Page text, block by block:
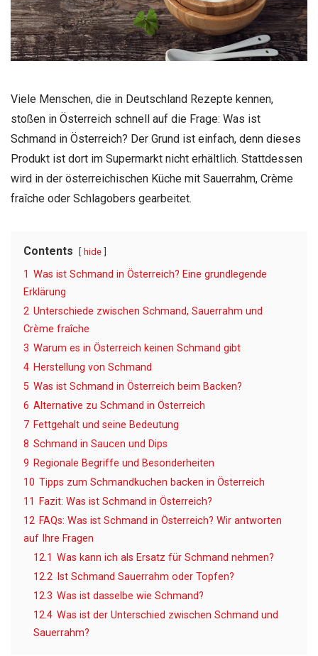
Viele Menschen, die in Deutschland Rezepte kennen,
stoßen in Österreich schnell auf die Frage: Was ist
Schmand in Österreich? Der Grund ist einfach, denn dieses
Produkt ist dort im Supermarkt nicht erhältlich. Stattdessen
wird in der österreichischen Küche mit Sauerrahm, Crème
fraîche oder Schlagobers gearbeitet.
Contents hide
1 Was ist Schmand in Österreich? Eine grundlegende
Erklärung
2 Unterschiede zwischen Schmand, Sauerrahm und
Crème fraîche
3 Warum es in Österreich keinen Schmand gibt
4 Herstellung von Schmand
5 Was ist Schmand in Österreich beim Backen?
6 Alternative zu Schmand in Österreich
7 Fettgehalt und seine Bedeutung
8 Schmand in Saucen und Dips
9 Regionale Begriffe und Besonderheiten
10 Tipps zum Schmandkuchen backen in Österreich
11
Fazit: Was ist Schmand in Österreich?
12 FAQs: Was ist Schmand in Österreich? Wir antworten
auf Ihre Fragen
12.1 Was kann ich als Ersatz für Schmand nehmen?
12.2 Ist Schmand Sauerrahm oder Topfen?
12.3 Was ist dasselbe wie Schmand?
12.4 Was ist der Unterschied zwischen Schmand und
Sauerrahm?